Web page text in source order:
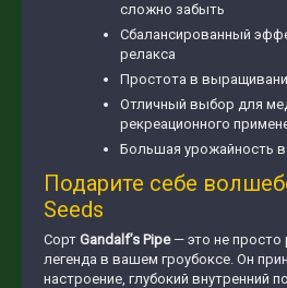
сложно забыть
Сбалансированный
релакса
Простота в
Отличный выбор для
рекреационного
Большая урожайность
Подарите себе
Seeds
Сорт Gandalf’s Pipe— это не просто
легенда в вашем гроубоксе. Он
настроение, глубокий внутренний